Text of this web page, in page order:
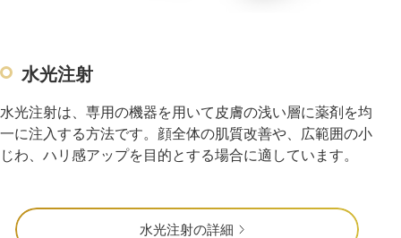
水光注射
水光注射は、専用の機器を用いて皮膚の浅い層に薬剤を均
一に注入する方法です。顔全体の肌質改善や、広範囲の小
じわ、ハリ感アップを目的とする場合に適しています。
水光注射の詳細